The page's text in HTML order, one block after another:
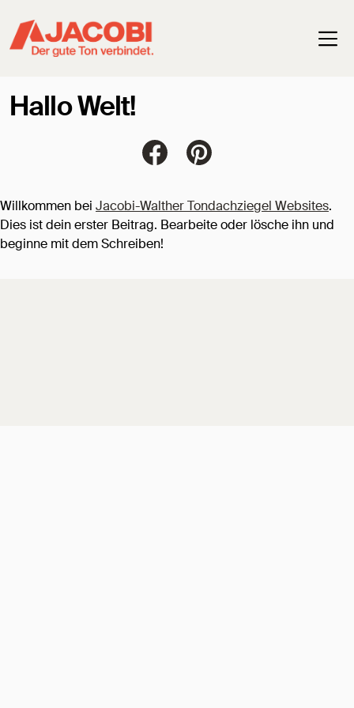
Hallo Welt!
Jacobi Dachziegel auf
Jacobi Dachziegel auf
Willkommen bei Jacobi-Walther Tondachziegel Websites.
Dies ist dein erster Beitrag. Bearbeite oder lösche ihn und
beginne mit dem Schreiben!